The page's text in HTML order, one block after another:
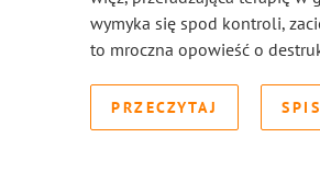
wymyka się spod kontroli,
to mroczna opowieść o
PRZECZYTAJ